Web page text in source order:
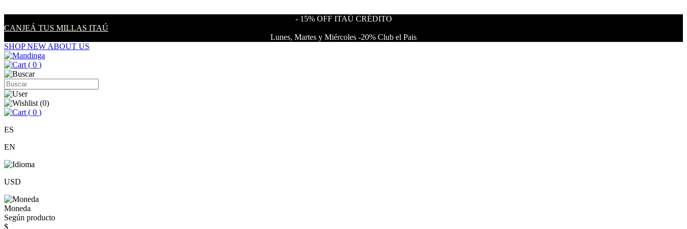
- 15% OFF ITAÚ CRÉDITO
CANJEÁ TUS MILLAS ITAÚ
Lunes, Martes y Miércoles -20% Club el Pais
SHOP NEW ABOUT US
( 0 )
(0)
( 0 )
ES
EN
USD
Moneda
Según producto
$